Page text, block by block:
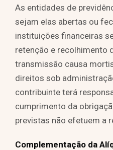
As entidades de
sejam elas abertas ou
instituições financeiras
retenção e recolhimento
transmissão causa
direitos sob
contribuinte terá
cumprimento da
previstas não efetuem a
Complementação da